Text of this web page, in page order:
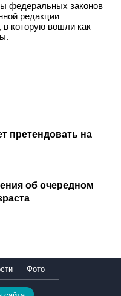
федеральных законов
редакции
в которую вошли как
претендовать на
об очередном
Фото